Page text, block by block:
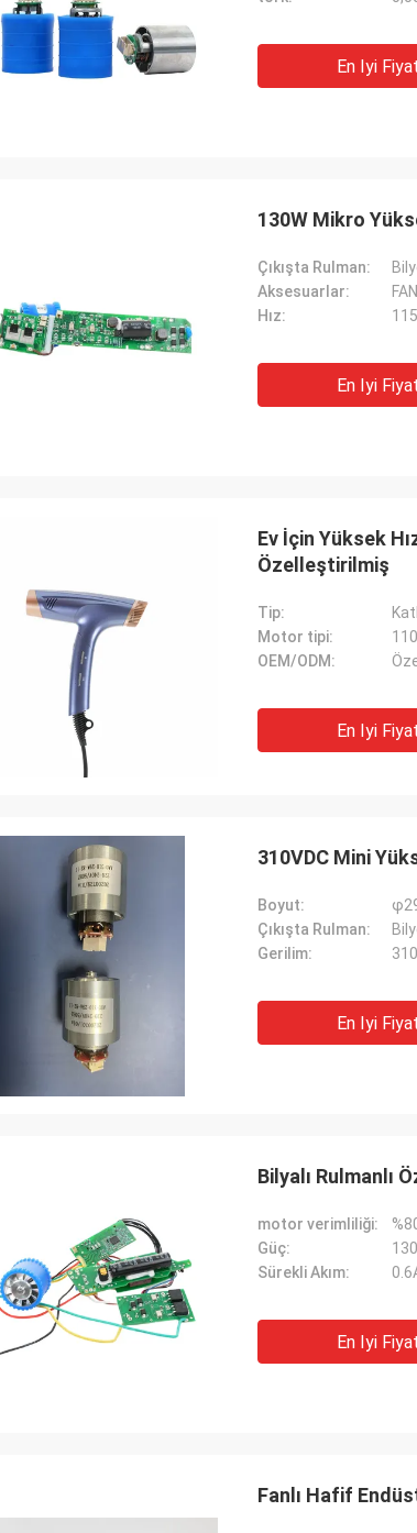
En Iyi
130W Mikro
Çıkışta Rulman:
Aksesuarlar:
FAN
Hız:
En Iyi
Ev İçin Yüksek
Özelleştirilmiş
Tip:
Motor tipi:
OEM/ODM:
En Iyi
310VDC Mini
Boyut:
Çıkışta Rulman:
Gerilim:
En Iyi
Bilyalı Rulmanlı
motor verimliliği:
Güç:
Sürekli Akım:
En Iyi
Fanlı Hafif